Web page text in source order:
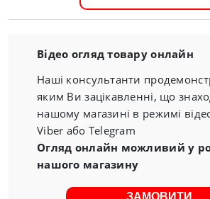
Відео огляд товару онлайн
Наші консультанти
яким Ви зацікавленні, що
нашому магазині в режимі
Viber або Telegram
Огляд онлайн можливий у
нашого магазину
ЗАМОВИТИ